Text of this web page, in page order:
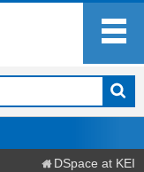
DSpace at KEI